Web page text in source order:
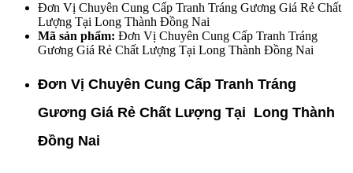
Đơn Vị Chuyên Cung Cấp Tranh Tráng Gương Giá Rẻ Chất
Lượng Tại Long Thành Đồng Nai
Mã sản phẩm: Đơn Vị Chuyên Cung Cấp Tranh Tráng
Gương Giá Rẻ Chất Lượng Tại Long Thành Đồng Nai
Đơn Vị Chuyên Cung Cấp Tranh Tráng
Gương Giá Rẻ Chất Lượng Tại Long Thành
Đồng Nai